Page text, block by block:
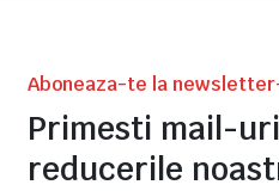
Aboneaza-te la
Primesti mail-
reducerile